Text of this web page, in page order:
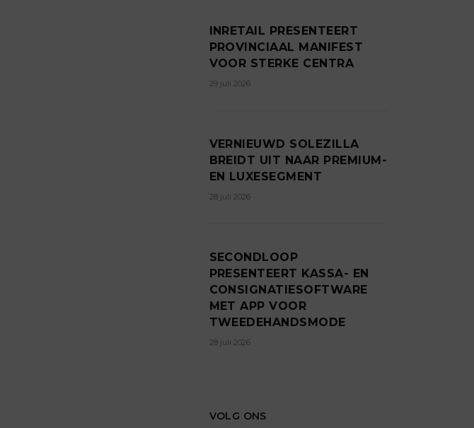
INRETAIL PRESENTEERT
PROVINCIAAL MANIFEST
VOOR STERKE CENTRA
29 juli 2026
VERNIEUWD SOLEZILLA
BREIDT UIT NAAR PREMIUM-
EN LUXESEGMENT
28 juli 2026
SECONDLOOP
PRESENTEERT KASSA- EN
CONSIGNATIESOFTWARE
MET APP VOOR
TWEEDEHANDSMODE
28 juli 2026
VOLG ONS